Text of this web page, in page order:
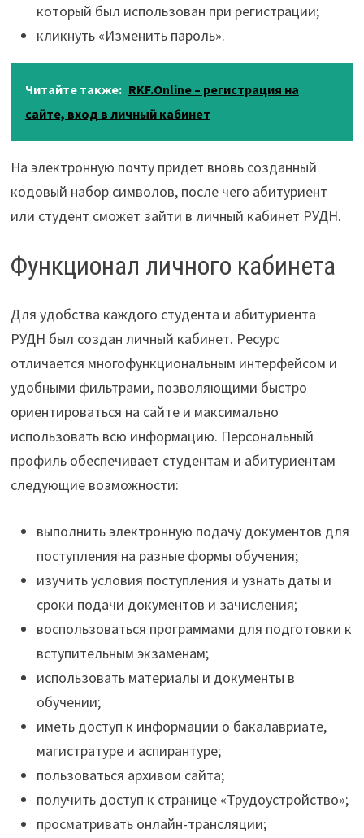
который был использован при регистрации;
кликнуть «Изменить пароль».
Читайте также: RKF.Online – регистрация на
сайте, вход в личный кабинет
На электронную почту придет вновь созданный
кодовый набор символов, после чего абитуриент
или студент сможет зайти в личный кабинет РУДН.
Функционал личного кабинета
Для удобства каждого студента и абитуриента
РУДН был создан личный кабинет. Ресурс
отличается многофункциональным интерфейсом и
удобными фильтрами, позволяющими быстро
ориентироваться на сайте и максимально
использовать всю информацию. Персональный
профиль обеспечивает студентам и абитуриентам
следующие возможности:
выполнить электронную подачу документов для
поступления на разные формы обучения;
изучить условия поступления и узнать даты и
сроки подачи документов и зачисления;
воспользоваться программами для подготовки к
вступительным экзаменам;
использовать материалы и документы в
обучении;
иметь доступ к информации о бакалавриате,
магистратуре и аспирантуре;
пользоваться архивом сайта;
получить доступ к странице «Трудоустройство»;
просматривать онлайн-трансляции;